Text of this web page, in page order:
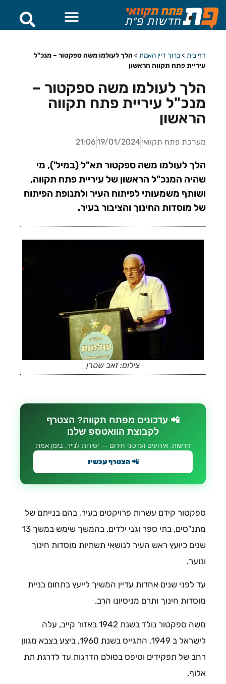
דף בית >ברוך דיין האמת > הלך לעולמו משה ספקטור – מנכ"ל
עיריית פתח תקווה הראשון
הלך לעולמו משה ספקטור –
מנכ"ל עיריית פתח תקווה
הראשון
מערכת פתח תקוואי19/01/2024
21:06
הלך לעולמו משה ספקטור תא"ל (במיל'), מי
שהיה המנכ"ל הראשון של עיריית פתח תקווה,
ושותף משמעותי לפיתוח העיר ולתנופת הפיתוח
של מוסדות החינוך והציבור בעיר.
צילום: זאב שטרן
📲 עדכונים מפתח תקווה? הצטרף
לקבוצת הוואטספ שלנו
חדשות, אירועים ועדכוני חירום — ישירות לנייד, בזמן אמת
📲 הצטרף עכשיו
ספקטור קידם עשרות פרויקטים בעיר, בהם בנייתם של
מתנ"סים, בתי ספר וגני ילדים. בהמשך שימש במשך 13
שנים כיועץ ראש העיר לנושאי תשתיות מוסדות חינוך
ונוער.
עד לפני שנים אחדות עדיין המשיך לייעץ בתחום בניית
מוסדות חינוך ותרם מניסיונו הרב.
משה ספקטור נולד בשנת 1942 באזור קייב, עלה
לישראל ב 1949, התגייס בשנת 1960, ביצע בצבא מגוון
רחב של תפקידים וטיפס בסולם הדרגות עד לדרגת תת
אלוף.